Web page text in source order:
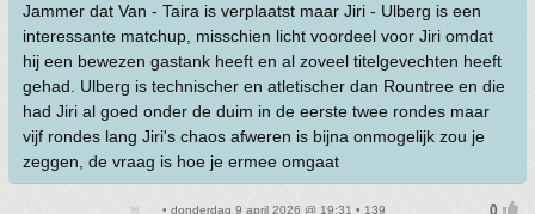
Jammer dat Van - Taira is verplaatst maar Jiri - Ulberg is een
interessante matchup, misschien licht voordeel voor Jiri omdat
hij een bewezen gastank heeft en al zoveel titelgevechten heeft
gehad. Ulberg is technischer en atletischer dan Rountree en die
had Jiri al goed onder de duim in de eerste twee rondes maar
vijf rondes lang Jiri's chaos afweren is bijna onmogelijk zou je
zeggen, de vraag is hoe je ermee omgaat
• donderdag 9 april 2026 @ 19:31 • 139